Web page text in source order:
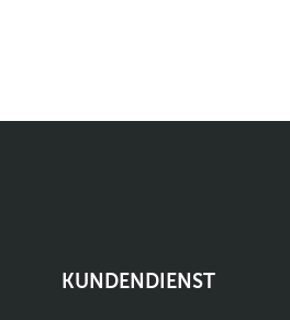
KUNDENDIENST